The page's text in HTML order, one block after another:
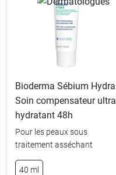
Bioderma Sébium Hydra
Soin compensateur ultra
hydratant 48h
Pour les peaux sous
traitement asséchant
40 ml